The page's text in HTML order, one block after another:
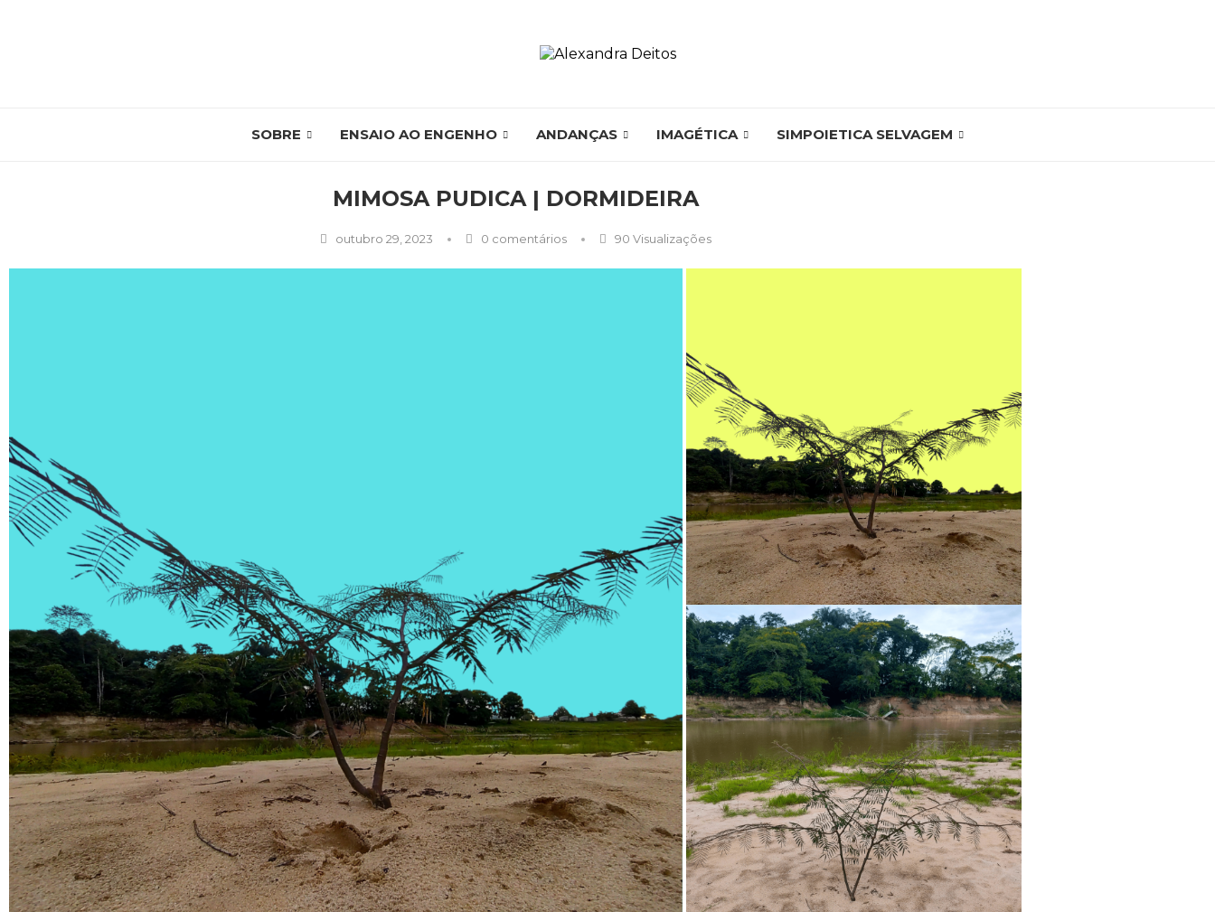
SOBRE ENSAIO AO ENGENHO ANDANÇAS IMAGÉTICA SIMPOIETICA SELVAGEM
MIMOSA PUDICA | DORMIDEIRA
outubro 29, 2023 0 comentários 90 Visualizações